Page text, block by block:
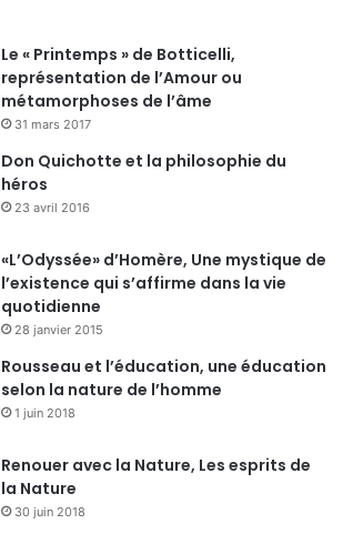
Le « Printemps » de Botticelli,
représentation de l’Amour ou
métamorphoses de l’âme
31 mars 2017
Don Quichotte et la philosophie du
héros
23 avril 2016
«L’Odyssée» d’Homère, Une mystique de
l’existence qui s’affirme dans la vie
quotidienne
28 janvier 2015
Rousseau et l’éducation, une éducation
selon la nature de l’homme
1 juin 2018
Renouer avec la Nature, Les esprits de
la Nature
30 juin 2018